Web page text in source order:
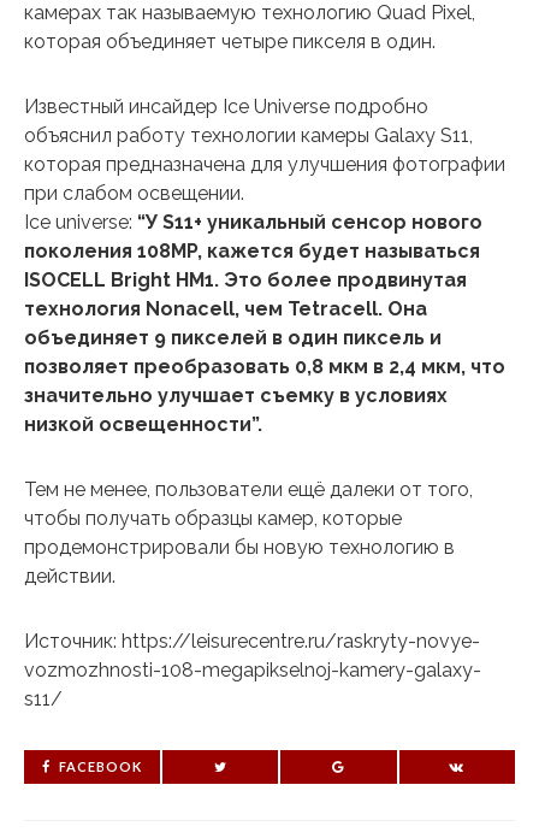
камерах так называемую технологию Quad Pixel,
которая объединяет четыре пикселя в один.
Известный инсайдер Ice Universe подробно
объяснил работу технологии камеры Galaxy S11,
которая предназначена для улучшения фотографии
при слабом освещении.
Ice universe: “У S11+ уникальный сенсор нового
поколения 108MP, кажется будет называться
ISOCELL Bright HM1. Это более продвинутая
технология Nonacell, чем Tetracell. Она
объединяет 9 пикселей в один пиксель и
позволяет преобразовать 0,8 мкм в 2,4 мкм, что
значительно улучшает съемку в условиях
низкой освещенности”.
Тем не менее, пользователи ещё далеки от того,
чтобы получать образцы камер, которые
продемонстрировали бы новую технологию в
действии.
Источник: https://leisurecentre.ru/raskryty-novye-
vozmozhnosti-108-megapikselnoj-kamery-galaxy-
s11/
FACEBOOK